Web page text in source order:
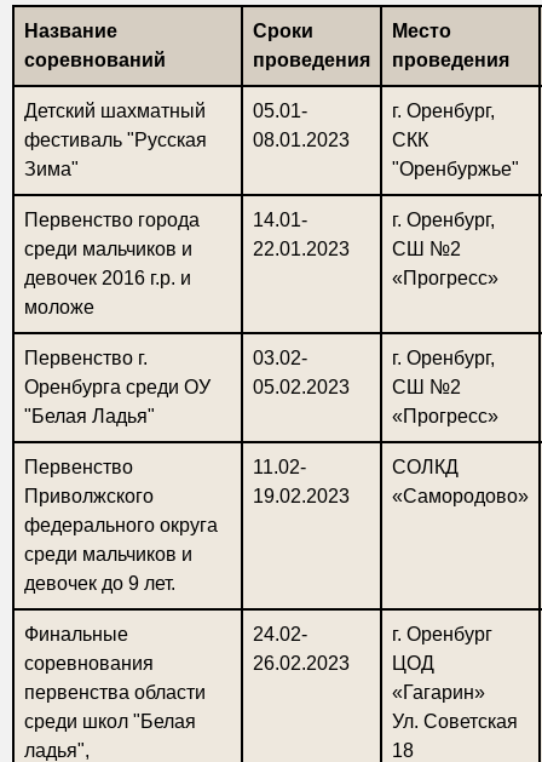
Название
соревнований
Сроки
проведения
Место
проведения
Детский шахматный
фестиваль "Русская
Зима"
05.01-
08.01.2023
г. Оренбург,
СКК
"Оренбуржье"
Первенство города
среди мальчиков и
девочек 2016 г.р. и
моложе
14.01-
22.01.2023
г. Оренбург,
СШ №2
«Прогресс»
Первенство г.
Оренбурга среди ОУ
"Белая Ладья"
03.02-
05.02.2023
г. Оренбург,
СШ №2
«Прогресс»
Первенство
Приволжского
федерального округа
среди мальчиков и
девочек до 9 лет.
11.02-
19.02.2023
СОЛКД
«Самородово»
Финальные
соревнования
первенства области
среди школ "Белая
ладья",
24.02-
26.02.2023
г. Оренбург
ЦОД
«Гагарин»
Ул. Советская
18